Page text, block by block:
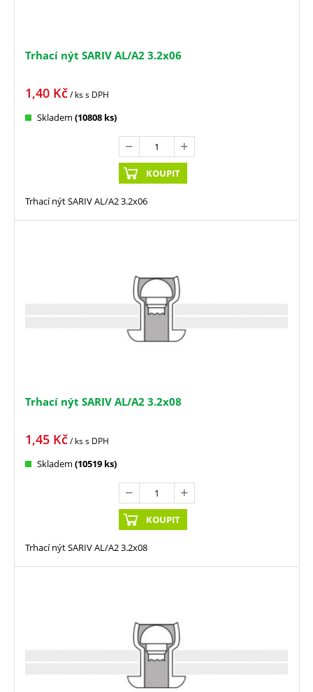
Trhací nýt SARIV AL/A2 3.2x06
1,40 Kč/ kss DPH
Skladem (10808 ks)
KOUPIT
Trhací nýt SARIV AL/A2 3.2x06
Trhací nýt SARIV AL/A2 3.2x08
1,45 Kč/ kss DPH
Skladem (10519 ks)
KOUPIT
Trhací nýt SARIV AL/A2 3.2x08